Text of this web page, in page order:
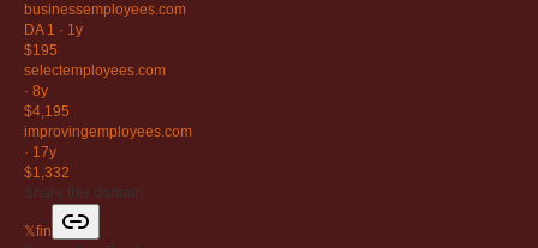
businessemployees.com
DA 1 · 1y
$195
selectemployees.com
· 8y
$4,195
improvingemployees.com
· 17y
$1,332
Share this domain
𝕏fin